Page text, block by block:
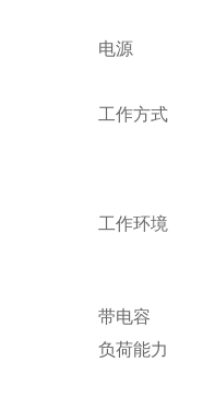
电源
工作方式
工作环境
带电容
负荷能力